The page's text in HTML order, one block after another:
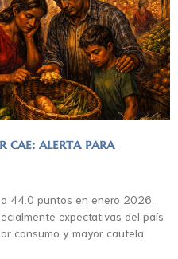
cae: alerta para
44.0 puntos en enero 2026.
expectativas del país
consumo y mayor cautela.